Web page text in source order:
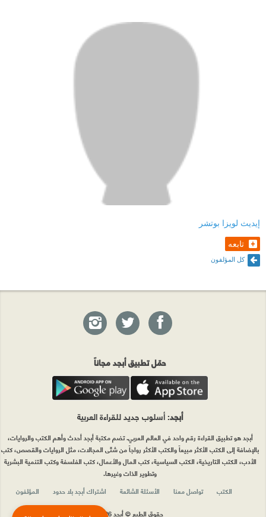
إيديث لويزا بوتشر
تابعه
كل المؤلفون
حمّل تطبيق أبجد مجاناً
أبجد: أسلوب جديد للقراءة العربية
أبجد هو تطبيق القراءة رقم واحد في العالم العربي. تضم مكتبة أبجد أحدث وأهم الكتب والروايات،
بالإضافة إلى الكتب الأكثر مبيعاً والكتب الأكثر رواجاً من شتّى المجالات، مثل الروايات والقصص، كتب
الأدب، الكتب التاريخية، الكتب السياسية، كتب المال والأعمال، كتب الفلسفة وكتب التنمية البشرية
وتطوير الذات وغيرها.
الكتب
تواصل معنا الأسئلة الشائعة اشتراك أبجد بلا حدود
المؤلفون
حقوق الطبع © أبجد 2026